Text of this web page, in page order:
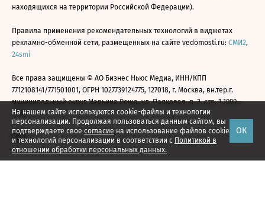
На нашем сайте используются cookie-файлы и технологии
персонализации. Продолжая пользоваться данным сайтом, вы
подтверждаете свое согласие на использование файлов cookie
и технологий персонализации в соответствии с Политикой в
отношении обработки персональных данных.
ОК
находящихся на территории Российской Федерации).
Правила применения рекомендательных технологий в виджетах
рекламно-обменной сети, размещенных на сайте vedomosti.ru: СМИ2,
24smi
Все права защищены © АО Бизнес Ньюс Медиа, ИНН/КПП
7712108141/771501001, ОГРН 1027739124775, 127018, г. Москва, вн.тер.г.
муниципальный округ Марьина Роща, ул. Полковая, д. 3, стр. 1 1999—
2026